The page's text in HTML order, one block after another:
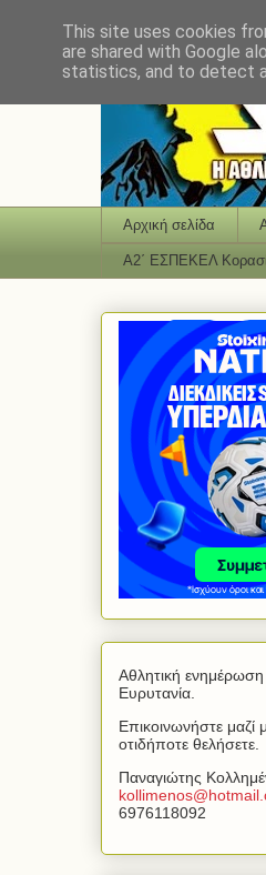
Αρχική σελίδα
Α2΄ ΕΣΠΕΚΕΛ
Αθλητική ενημέρωση
Ευρυτανία.
Επικοινωνήστε μαζί
οτιδήποτε θελήσετε.
Παναγιώτης
kollimenos@hotmail
6976118092
This site uses cookies
are shared with Google
statistics, and to detect